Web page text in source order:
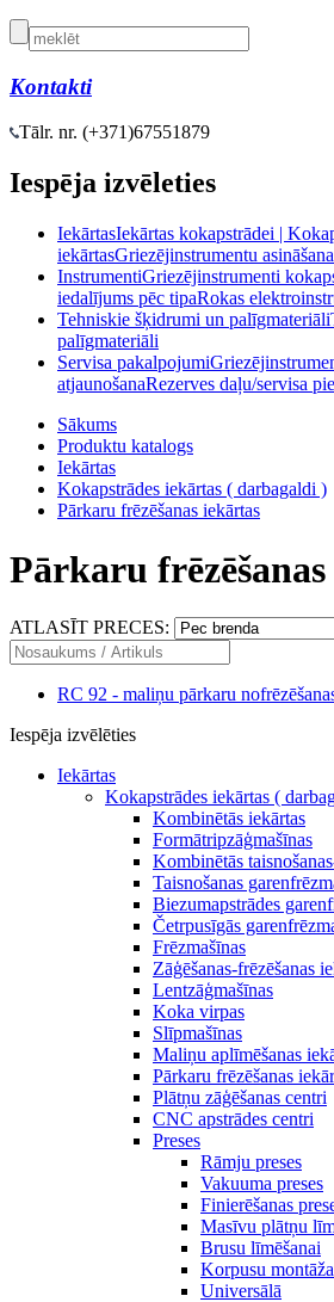
Kontakti
Tālr. nr. (+371)67551879
Iespēja izvēleties
IekārtasIekārtas kokapstrādei |
iekārtasGriezējinstrumentu
InstrumentiGriezējinstrumenti
iedalījums pēc tipaRokas
Tehniskie šķidrumi un palīgmateriāli
palīgmateriāli
Servisa pakalpojumi
atjaunošanaRezerves daļu/servisa
Sākums
Produktu katalogs
Iekārtas
Kokapstrādes iekārtas ( darbagaldi )
Pārkaru frēzēšanas iekārtas
Pārkaru
ATLASĪT PRECES:
RC 92 - maliņu pārkaru
Iespēja izvēlēties
Iekārtas
Kokapstrādes iekārtas (
Kombinētās iekārtas
Formātripzāģmašīnas
Kombinētās
Taisnošanas
Biezumapstrādes
Četrpusīgās
Frēzmašīnas
Zāģēšanas-frēzēšanas
Lentzāģmašīnas
Koka virpas
Slīpmašīnas
Maliņu aplīmēšanas
Pārkaru frēzēšanas
Plātņu zāģēšanas centri
CNC apstrādes centri
Preses
Rāmju preses
Vakuuma preses
Finierēšanas
Masīvu plātņu
Brusu līmēšanai
Korpusu
Universālā